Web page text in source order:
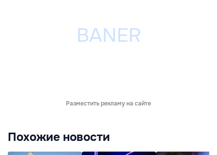
Разместить рекламу на сайте
Похожие новости